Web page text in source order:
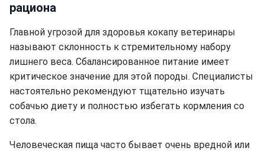
рациона
Главной угрозой для здоровья кокапу ветеринары
называют склонность к стремительному набору
лишнего веса. Сбалансированное питание имеет
критическое значение для этой породы. Специалисты
настоятельно рекомендуют тщательно изучать
собачью диету и полностью избегать кормления со
стола.
Человеческая пища часто бывает очень вредной или